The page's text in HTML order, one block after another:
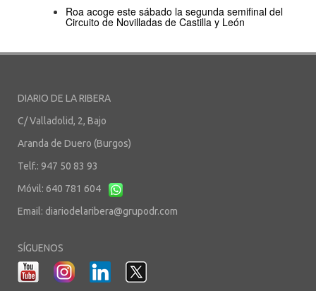
Roa acoge este sábado la segunda semifinal del
Circuito de Novilladas de Castilla y León
DIARIO DE LA RIBERA
C/ Valladolid, 2, Bajo
Aranda de Duero (Burgos)
Telf.: 947 50 83 93
Móvil: 640 781 604
Email: diariodelaribera@grupodr.com
SÍGUENOS